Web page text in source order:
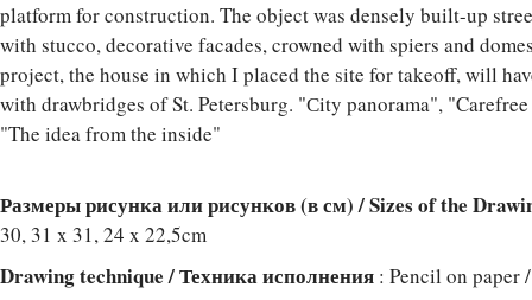
platform for construction. The object was densely built-up
with stucco, decorative facades, crowned with spiers and
project, the house in which I placed the site for takeoff, will
with drawbridges of St. Petersburg. "Сity panorama",
"The idea from the inside"
Размеры рисунка или рисунков (в см) / Sizes of the
30, 31 x 31, 24 x 22,5cm
Drawing technique / Техника исполнения : Pencil on paper